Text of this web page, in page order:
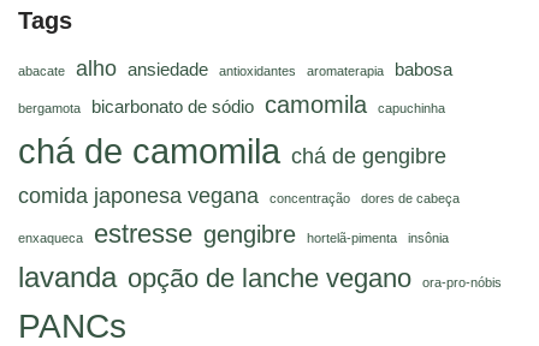
Tags
abacate alho ansiedade antioxidantes aromaterapia babosa
bergamota bicarbonato de sódio camomila capuchinha
chá de camomila chá de gengibre
comida japonesa vegana
concentração dores de cabeça
enxaqueca estresse gengibre hortelã-pimenta insônia
lavanda opção de lanche vegano ora-pro-nóbis
PANCs